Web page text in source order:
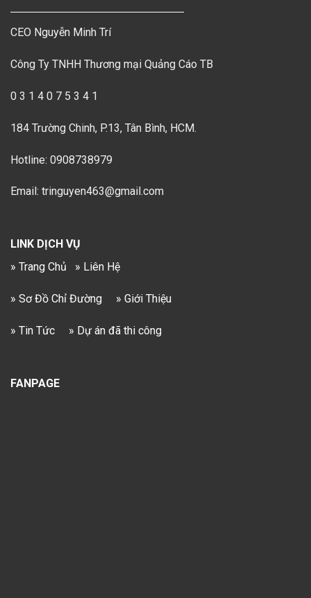
CEO Nguyễn Minh Trí
Công Ty TNHH Thương mại Quảng Cáo TB
0 3 1 4 0 7 5 3 4 1
184 Trường Chinh, P.13, Tân Bình, HCM.
Hotline: 0908738979
Email: tringuyen463@gmail.com
LINK DỊCH VỤ
» Trang Chủ
» Liên Hệ
» Sơ Đồ Chỉ Đường » Giới Thiệu
» Tin Tức » Dự án đã thi công
FANPAGE